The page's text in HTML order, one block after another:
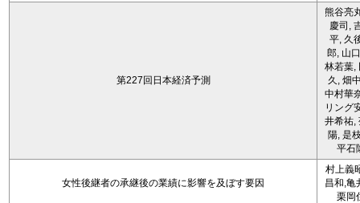
第227回日本経済予測
熊谷亮
慶司,
平, 久
郎, 山
林若葉,
久, 畑
中村華
リング
井希祐,
陽, 是
平石
女性後継者の承継後の業績に影響を及ぼす要因
村上義
昌和,亀
栗岡